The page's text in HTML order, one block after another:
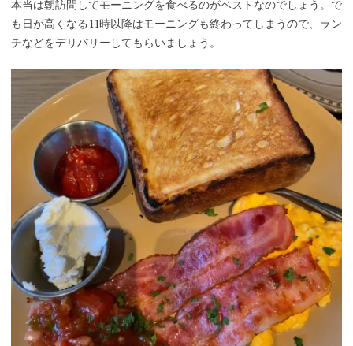
本当は朝訪問してモーニングを食べるのがベストなのでしょう。で
も日が高くなる11時以降はモーニングも終わってしまうので、ラン
チなどをデリバリーしてもらいましょう。